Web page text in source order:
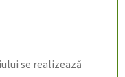
se realizează